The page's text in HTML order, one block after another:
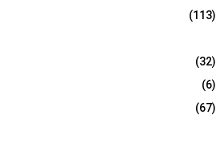
(113)
(32)
(6)
(67)